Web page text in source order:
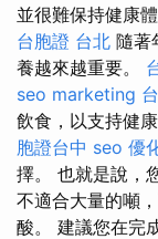
並很難保持健康體
台胞證 台北 隨著
養越來越重要。
seo marketing
飲食，以支持健
胞證台中 seo 優
擇。 也就是說，
不適合大量的噸
酸。 建議您在完